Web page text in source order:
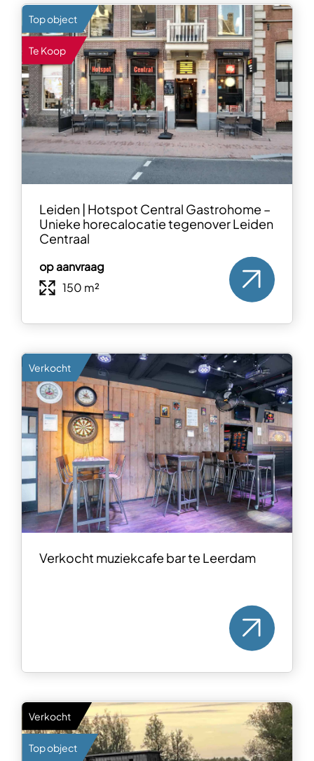
Top object
Te Koop
Leiden | Hotspot Central Gastrohome –
Unieke horecalocatie tegenover Leiden
Centraal
op aanvraag
150 m²
Verkocht
Verkocht muziekcafe bar te Leerdam
Verkocht
Top object